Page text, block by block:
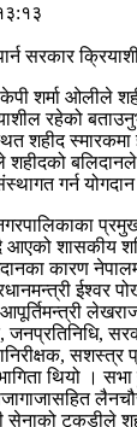
शर्मा ओलीले
रहेको
शहीद स्मारकमा
शहीदको
गर्न
आएको शासकीय
कारण
ईश्वर
आपूर्तिमन्त्री
जनप्रतिनिधि,
सशस्त्र
थियो । सभा
सेनाको टुकडीले